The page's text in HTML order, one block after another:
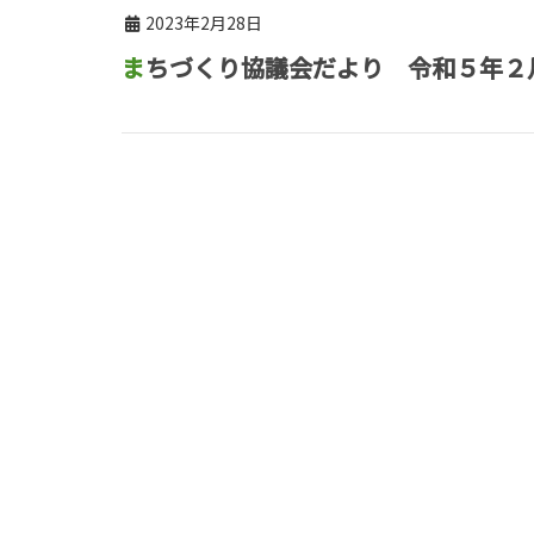
2023年2月28日
まちづくり協議会だより 令和５年